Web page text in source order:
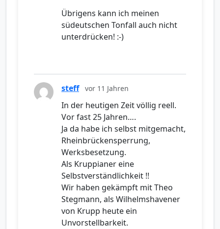
Übrigens kann ich meinen
südeutschen Tonfall auch nicht
unterdrücken! :-)
steff vor 11 Jahren
In der heutigen Zeit völlig reell.
Vor fast 25 Jahren….
Ja da habe ich selbst mitgemacht,
Rheinbrückensperrung,
Werksbesetzung.
Als Kruppianer eine
Selbstverständlichkeit !!
Wir haben gekämpft mit Theo
Stegmann, als Wilhelmshavener
von Krupp heute ein
Unvorstellbarkeit.